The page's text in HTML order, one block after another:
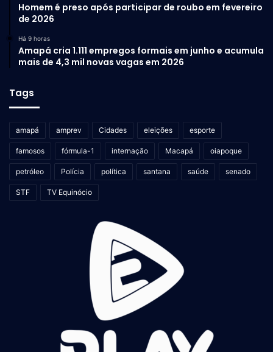
Homem é preso após participar de roubo em fevereiro
de 2026
Há 9 horas
Amapá cria 1.111 empregos formais em junho e acumula
mais de 4,3 mil novas vagas em 2026
Tags
amapá amprev Cidades eleições esporte
famosos fórmula-1 internação Macapá oiapoque
petróleo Polícia política santana saúde senado
STF TV Equinócio